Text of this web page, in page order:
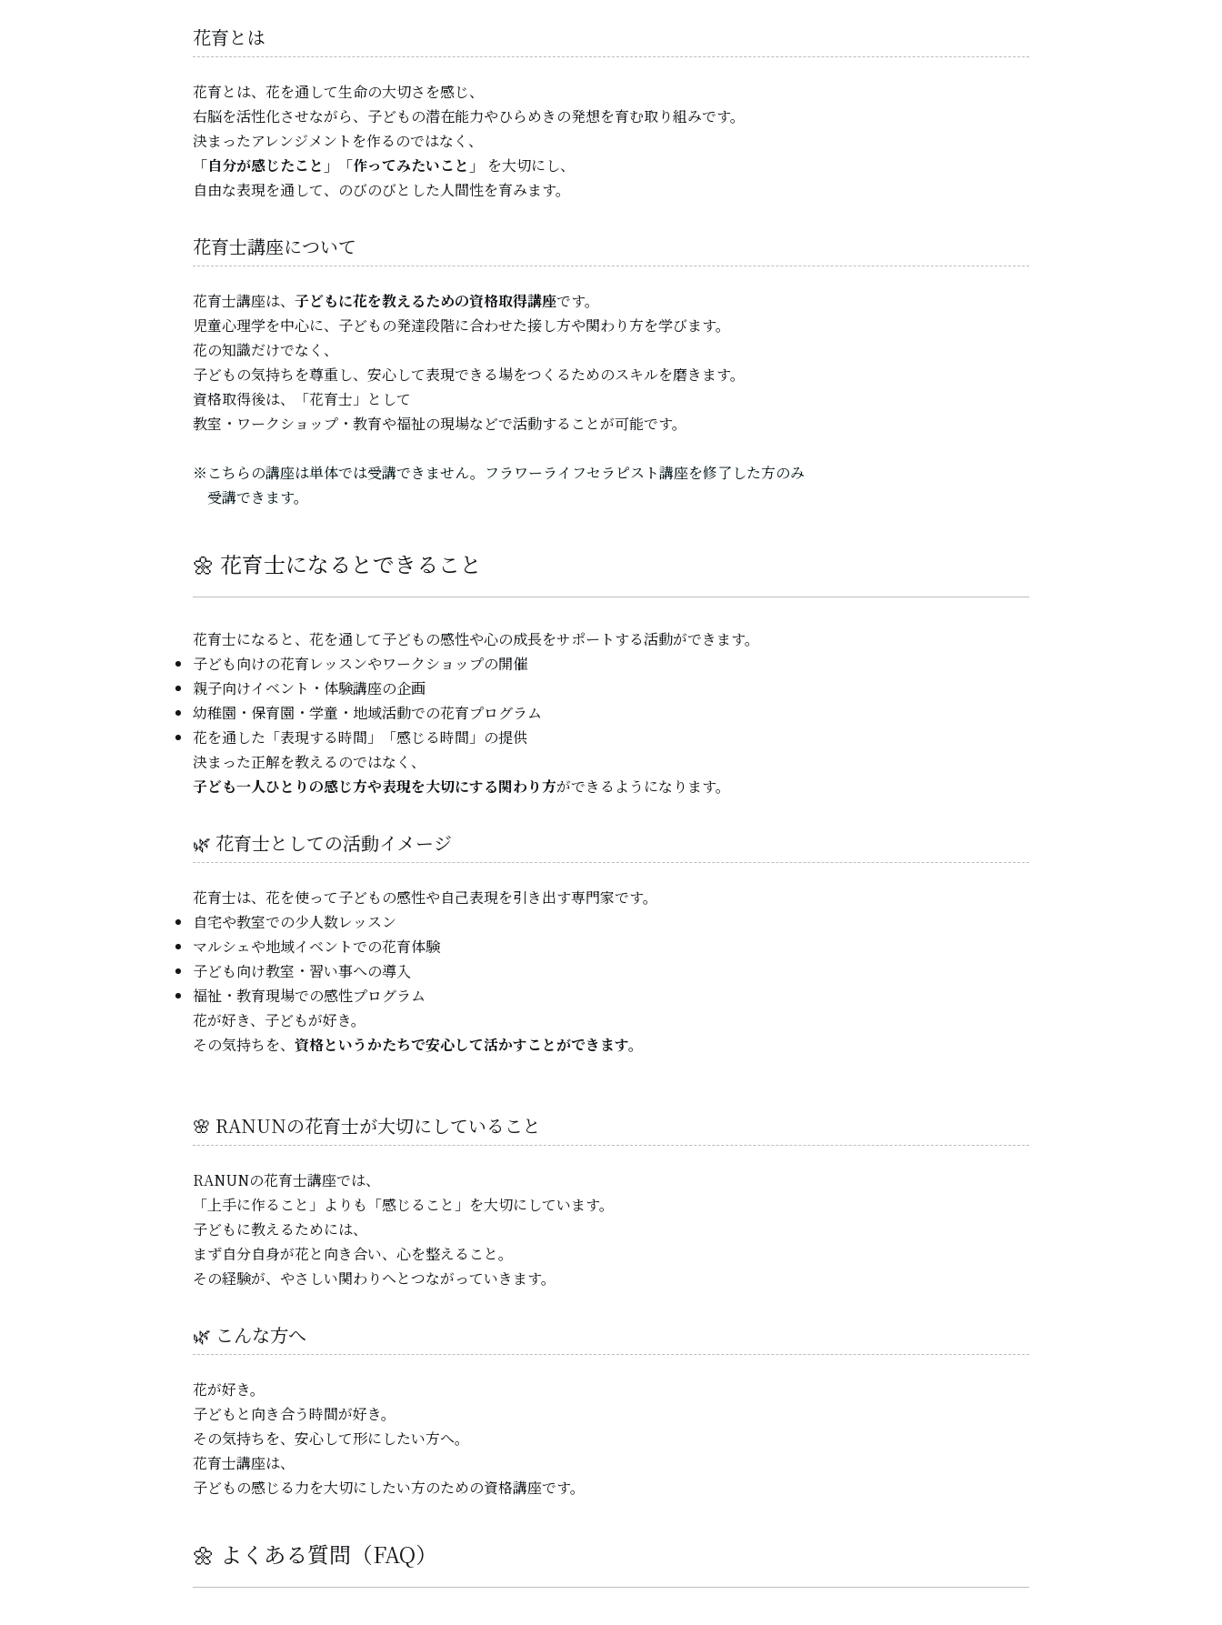
花育とは
花育とは、花を通して生命の大切さを感じ、
右脳を活性化させながら、子どもの潜在能力やひらめきの発想を育む取り組みです。
決まったアレンジメントを作るのではなく、
「自分が感じたこと」「作ってみたいこと」
を大切にし、
自由な表現を通して、のびのびとした人間性を育みます。
花育士講座について
花育士講座は、 子どもに花を教えるための資格取得講座です。
児童心理学を中心に、子どもの発達段階に合わせた接し方や関わり方を学びます。
花の知識だけでなく、
子どもの気持ちを尊重し、安心して表現できる場をつくるためのスキルを磨きます。
資格取得後は、「花育士」として
教室・ワークショップ・教育や福祉の現場などで活動することが可能です。
※こちらの講座は単体では受講できません。フラワーライフセラピスト講座を修了した方のみ
受講できます。
🌼 花育士になるとできること
花育士になると、花を通して子どもの感性や心の成長をサポートする活動ができます。
子ども向けの花育レッスンやワークショップの開催
親子向けイベント・体験講座の企画
幼稚園・保育園・学童・地域活動での花育プログラム
花を通した「表現する時間」「感じる時間」の提供
決まった正解を教えるのではなく、
子ども一人ひとりの感じ方や表現を大切にする関わり方ができるようになります。
🌿 花育士としての活動イメージ
花育士は、花を使って子どもの感性や自己表現を引き出す専門家です。
自宅や教室での少人数レッスン
マルシェや地域イベントでの花育体験
子ども向け教室・習い事への導入
福祉・教育現場での感性プログラム
花が好き、子どもが好き。
その気持ちを、 資格というかたちで安心して活かすことができます。
🌸 RANUNの花育士が大切にしていること
RANUNの花育士講座では、
「上手に作ること」よりも「感じること」を大切にしています。
子どもに教えるためには、
まず自分自身が花と向き合い、心を整えること。
その経験が、やさしい関わりへとつながっていきます。
🌿 こんな方へ
花が好き。
子どもと向き合う時間が好き。
その気持ちを、安心して形にしたい方へ。
花育士講座は、
子どもの感じる力を大切にしたい方のための資格講座です。
🌼 よくある質問（FAQ）